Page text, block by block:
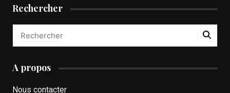
Rechercher
A propos
Nous contacter